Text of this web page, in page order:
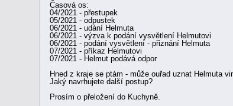
Časová os:
04/2021 - přestupek
05/2021 - odpustek
06/2021 - udání Helmuta
06/2021 - výzva k podání vysvětlení Helmutovi
06/2021 - podání vysvětlení - přiznání Helmuta
07/2021 - příkaz Helmutovi
07/2021 - Helmut podává odpor
Hned z kraje se ptám - může ouřad uznat Helmuta
Jaký navrhujete další postup?
Prosím o přeložení do Kuchyně.